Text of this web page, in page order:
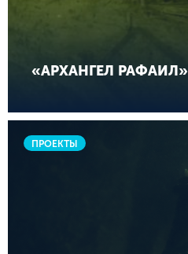
«АРХАНГЕЛ РАФАИЛ»
ПРОЕКТЫ